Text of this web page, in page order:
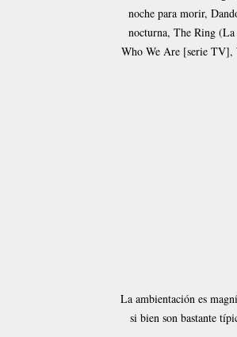
noche para morir,
nocturna, The Ring
Who We Are [serie TV],
La ambientación es
si bien son bastante